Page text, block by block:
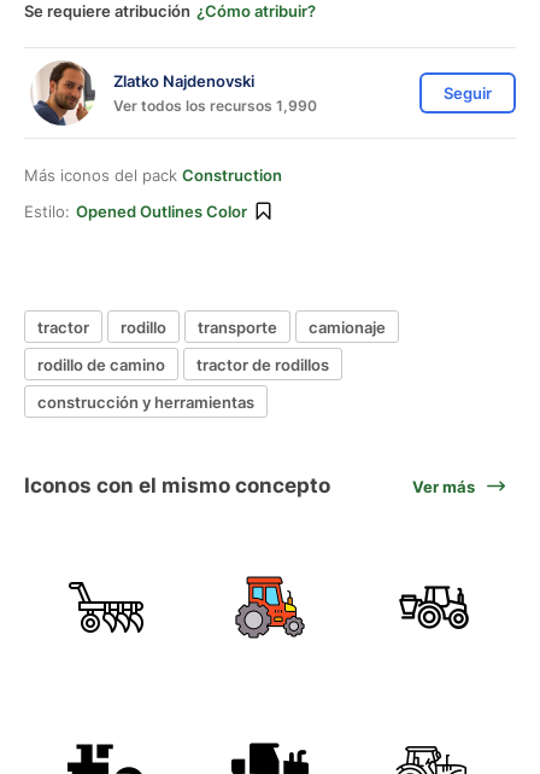
Se requiere atribución ¿Cómo atribuir?
Zlatko Najdenovski
Ver todos los recursos 1,990
Seguir
Más iconos del pack Construction
Estilo: Opened Outlines Color
tractor rodillo transporte
camionaje
rodillo de camino
tractor de rodillos
construcción y herramientas
Iconos con el mismo concepto Ver más